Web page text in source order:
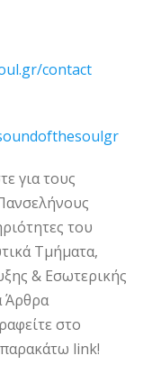
contact
για τους
του
Τμήματα,
& Εσωτερικής
Άρθρα
στο
link!